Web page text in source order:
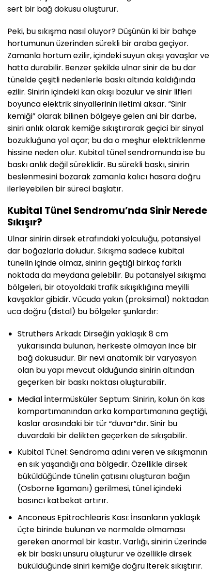
sert bir bağ dokusu oluşturur.
Peki, bu sıkışma nasıl oluyor? Düşünün ki bir bahçe
hortumunun üzerinden sürekli bir araba geçiyor.
Zamanla hortum ezilir, içindeki suyun akışı yavaşlar ve
hatta durabilir. Benzer şekilde ulnar sinir de bu dar
tünelde çeşitli nedenlerle baskı altında kaldığında
ezilir. Sinirin içindeki kan akışı bozulur ve sinir lifleri
boyunca elektrik sinyallerinin iletimi aksar. “Sinir
kemiği” olarak bilinen bölgeye gelen ani bir darbe,
siniri anlık olarak kemiğe sıkıştırarak geçici bir sinyal
bozukluğuna yol açar; bu da o meşhur elektriklenme
hissine neden olur. Kubital tünel sendromunda ise bu
baskı anlık değil süreklidir. Bu sürekli baskı, sinirin
beslenmesini bozarak zamanla kalıcı hasara doğru
ilerleyebilen bir süreci başlatır.
Kubital Tünel Sendromu’nda Sinir Nerede
Sıkışır?
Ulnar sinirin dirsek etrafındaki yolculuğu, potansiyel
dar boğazlarla doludur. Sıkışma sadece kubital
tünelin içinde olmaz, sinirin geçtiği birkaç farklı
noktada da meydana gelebilir. Bu potansiyel sıkışma
bölgeleri, bir otoyoldaki trafik sıkışıklığına meyilli
kavşaklar gibidir. Vücuda yakın (proksimal) noktadan
uca doğru (distal) bu bölgeler şunlardır:
Struthers Arkadı: Dirseğin yaklaşık 8 cm
yukarısında bulunan, herkeste olmayan ince bir
bağ dokusudur. Bir nevi anatomik bir varyasyon
olan bu yapı mevcut olduğunda sinirin altından
geçerken bir baskı noktası oluşturabilir.
Medial İntermüsküler Septum: Sinirin, kolun ön kas
kompartımanından arka kompartımanına geçtiği,
kaslar arasındaki bir tür “duvar”dır. Sinir bu
duvardaki bir delikten geçerken de sıkışabilir.
Kubital Tünel: Sendroma adını veren ve sıkışmanın
en sık yaşandığı ana bölgedir. Özellikle dirsek
büküldüğünde tünelin çatısını oluşturan bağın
(Osborne ligamanı) gerilmesi, tünel içindeki
basıncı katbekat artırır.
Anconeus Epitrochlearis Kası: İnsanların yaklaşık
üçte birinde bulunan ve normalde olmaması
gereken anormal bir kastır. Varlığı, sinirin üzerinde
ek bir baskı unsuru oluşturur ve özellikle dirsek
büküldüğünde siniri kemiğe doğru iterek sıkıştırır.